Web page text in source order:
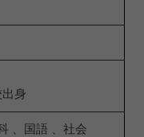
出身
、国語 、社会